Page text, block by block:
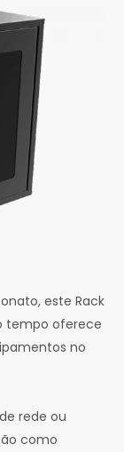
este Rack
tempo oferece
no
rede ou
como